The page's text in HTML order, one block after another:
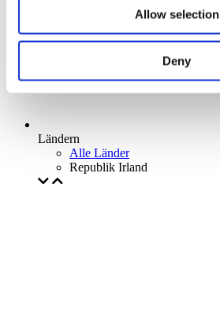
Allow selection
Deny
Ländern
Alle Länder
Republik Irland